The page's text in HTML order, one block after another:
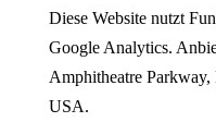
Diese Website nutzt
Google Analytics.
Amphitheatre
USA.